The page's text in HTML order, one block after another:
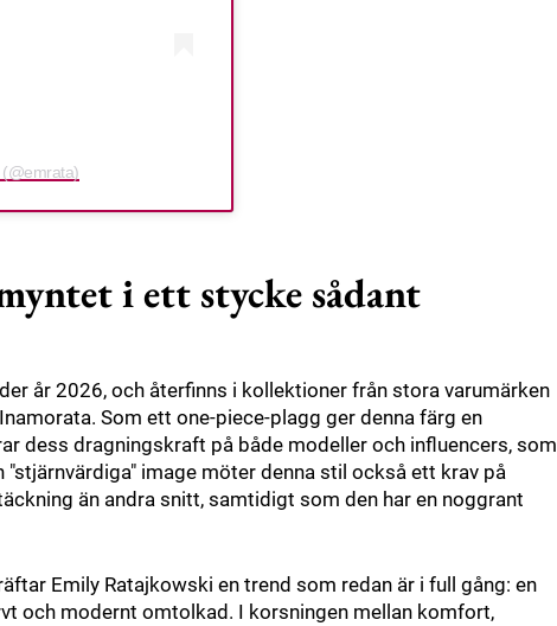
i ett stycke sådant
år 2026, och återfinns i kollektioner från stora varumärken
Som ett one-piece-plagg ger denna färg en
dess dragningskraft på både modeller och influencers, som
image möter denna stil också ett krav på
än andra snitt, samtidigt som den har en noggrant
Emily Ratajkowski en trend som redan är i full gång: en
och modernt omtolkad. I korsningen mellan komfort,